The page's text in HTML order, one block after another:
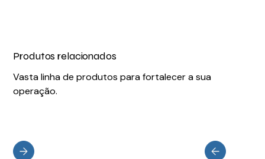
Produtos relacionados
Vasta linha de produtos para fortalecer a sua
operação.